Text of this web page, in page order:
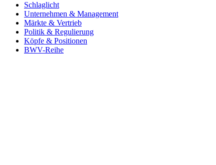
Schlaglicht
Unternehmen & Management
Märkte & Vertrieb
Politik & Regulierung
Köpfe & Positionen
BWV-Reihe